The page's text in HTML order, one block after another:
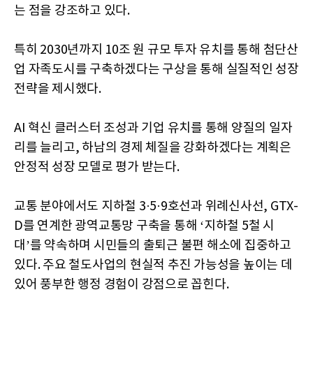
는 점을 강조하고 있다.
특히 2030년까지 10조 원 규모 투자 유치를 통해 첨단산
업 자족도시를 구축하겠다는 구상을 통해 실질적인 성장
전략을 제시했다.
AI 혁신 클러스터 조성과 기업 유치를 통해 양질의 일자
리를 늘리고, 하남의 경제 체질을 강화하겠다는 계획은
안정적 성장 모델로 평가 받는다.
교통 분야에서도 지하철 3·5·9호선과 위례신사선, GTX-
D를 연계한 광역교통망 구축을 통해 ‘지하철 5철 시
대’를 약속하며 시민들의 출퇴근 불편 해소에 집중하고
있다. 주요 철도사업의 현실적 추진 가능성을 높이는 데
있어 풍부한 행정 경험이 강점으로 꼽힌다.